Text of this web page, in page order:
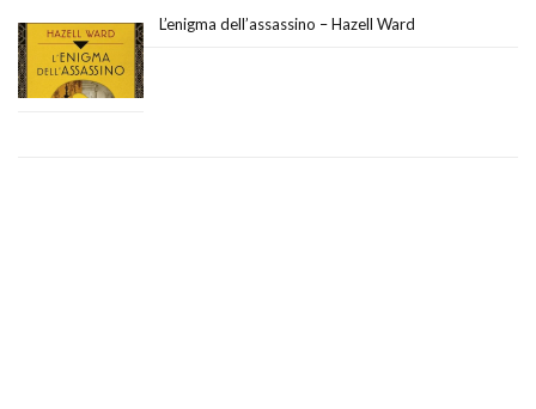
L’enigma dell’assassino – Hazell Ward